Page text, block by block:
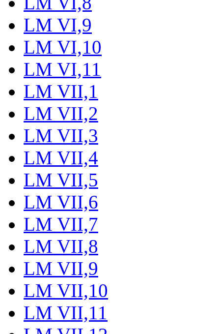
LM VI,9
LM VI,10
LM VI,11
LM VII,1
LM VII,2
LM VII,3
LM VII,4
LM VII,5
LM VII,6
LM VII,7
LM VII,8
LM VII,9
LM VII,10
LM VII,11